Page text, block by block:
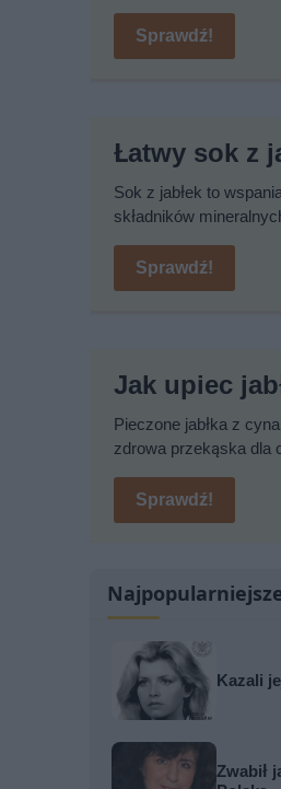
Sprawdź!
Łatwy sok z
Sok z jabłek to
składników
Sprawdź!
Jak upiec
Pieczone jabłka z
zdrowa przekąska dla
Sprawdź!
Kazali
Zwabił